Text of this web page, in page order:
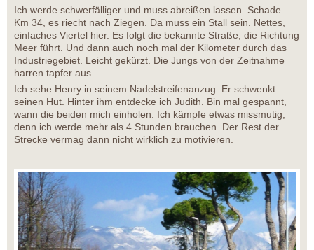
Ich werde schwerfälliger und muss abreißen lassen. Schade.
Km 34, es riecht nach Ziegen. Da muss ein Stall sein. Nettes,
einfaches Viertel hier. Es folgt die bekannte Straße, die Richtung
Meer führt. Und dann auch noch mal der Kilometer durch das
Industriegebiet. Leicht gekürzt. Die Jungs von der Zeitnahme
harren tapfer aus.
Ich sehe Henry in seinem Nadelstreifenanzug. Er schwenkt
seinen Hut. Hinter ihm entdecke ich Judith. Bin mal gespannt,
wann die beiden mich einholen. Ich kämpfe etwas missmutig,
denn ich werde mehr als 4 Stunden brauchen. Der Rest der
Strecke vermag dann nicht wirklich zu motivieren.